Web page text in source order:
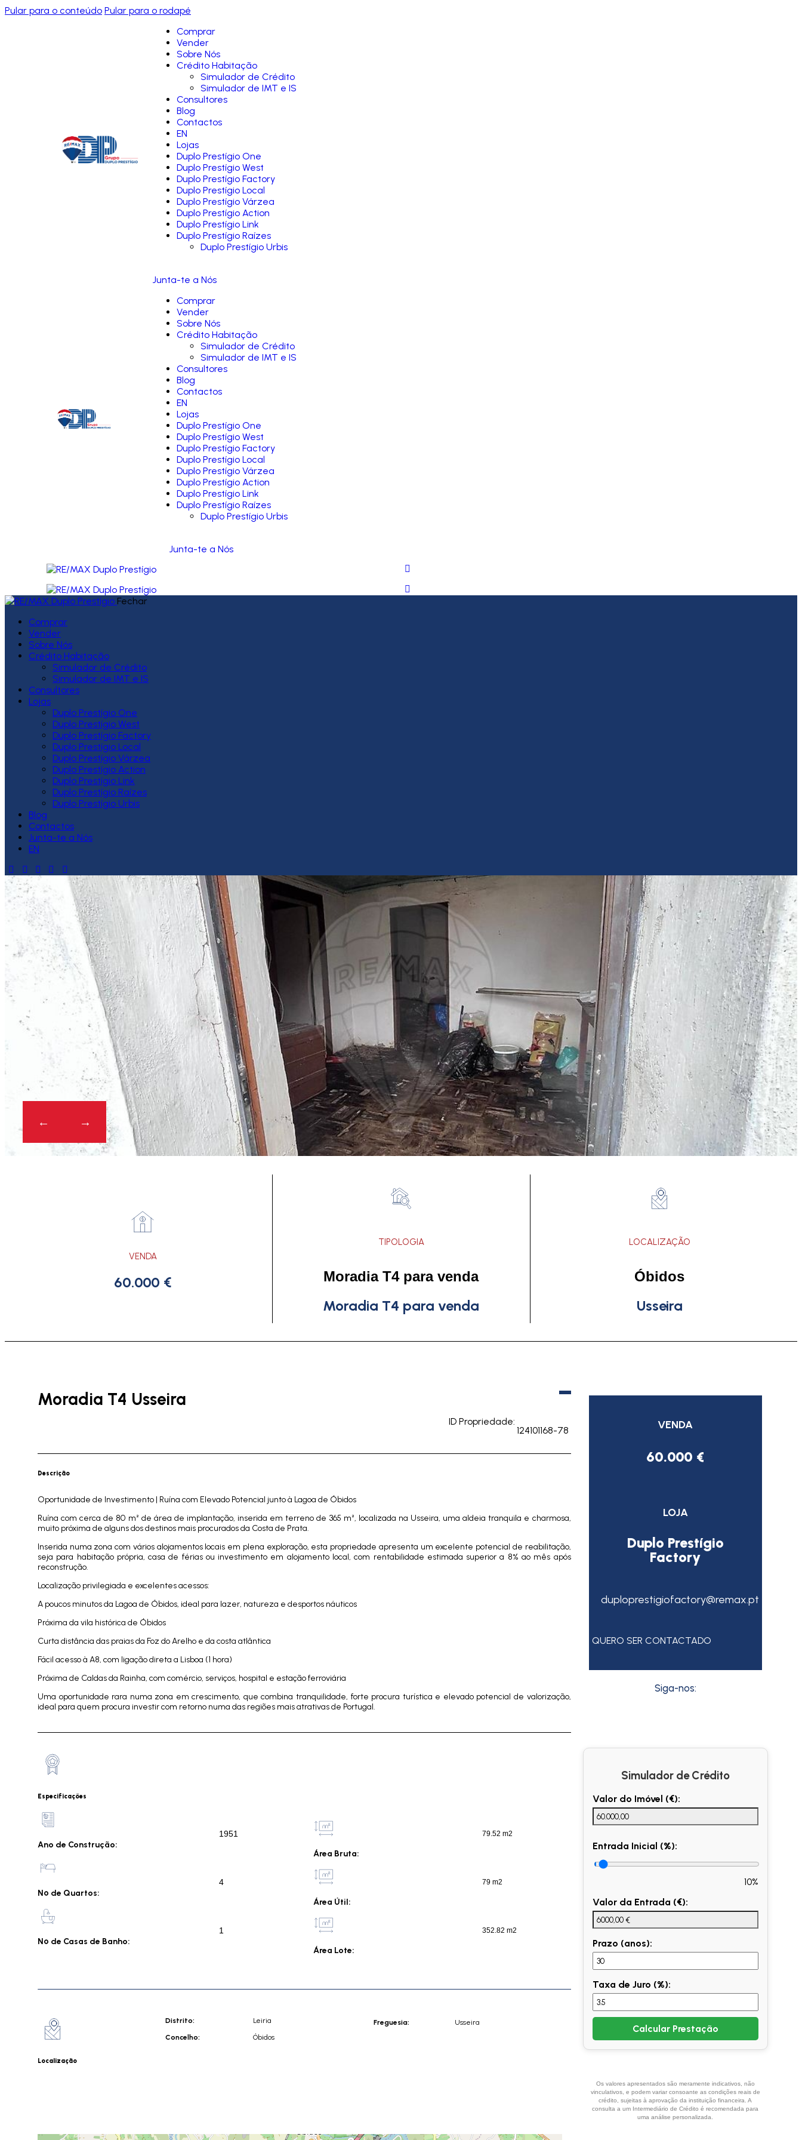
Pular para o conteúdo Pular para o rodapé
Comprar
Vender
Sobre Nós
Crédito Habitação
Simulador de Crédito
Simulador de IMT e IS
Consultores
Blog
Contactos
EN
Lojas
Duplo Prestígio One
Duplo Prestígio West
Duplo Prestígio Factory
Duplo Prestígio Local
Duplo Prestígio Várzea
Duplo Prestígio Action
Duplo Prestígio Link
Duplo Prestígio Raízes
Duplo Prestígio Urbis
Junta-te a Nós
Comprar
Vender
Sobre Nós
Crédito Habitação
Simulador de Crédito
Simulador de IMT e IS
Consultores
Blog
Contactos
EN
Lojas
Duplo Prestígio One
Duplo Prestígio West
Duplo Prestígio Factory
Duplo Prestígio Local
Duplo Prestígio Várzea
Duplo Prestígio Action
Duplo Prestígio Link
Duplo Prestígio Raízes
Duplo Prestígio Urbis
Junta-te a Nós
Fechar
Comprar
Vender
Sobre Nós
Crédito Habitação
Simulador de Crédito
Simulador de IMT e IS
Consultores
Lojas
Duplo Prestígio One
Duplo Prestígio West
Duplo Prestígio Factory
Duplo Prestígio Local
Duplo Prestígio Várzea
Duplo Prestígio Action
Duplo Prestígio Link
Duplo Prestígio Raízes
Duplo Prestígio Urbis
Blog
Contactos
Junta-te a Nós
EN
VENDA
60.000 €
TIPOLOGIA
Moradia T4 para venda
Moradia T4 para venda
LOCALIZAÇÃO
Óbidos
Usseira
Moradia T4 Usseira
ID Propriedade:
124101168-78
Descrição
Oportunidade de Investimento | Ruína com Elevado Potencial junto à Lagoa de Óbidos
Ruína com cerca de 80 m² de área de implantação, inserida em terreno de 365 m², localizada na Usseira, uma aldeia tranquila e charmosa,
muito próxima de alguns dos destinos mais procurados da Costa de Prata.
Inserida numa zona com vários alojamentos locais em plena exploração, esta propriedade apresenta um excelente potencial de reabilitação,
seja para habitação própria, casa de férias ou investimento em alojamento local, com rentabilidade estimada superior a 8% ao mês após
reconstrução.
Localização privilegiada e excelentes acessos:
A poucos minutos da Lagoa de Óbidos, ideal para lazer, natureza e desportos náuticos
Próxima da vila histórica de Óbidos
Curta distância das praias da Foz do Arelho e da costa atlântica
Fácil acesso à A8, com ligação direta a Lisboa (1 hora)
Próxima de Caldas da Rainha, com comércio, serviços, hospital e estação ferroviária
Uma oportunidade rara numa zona em crescimento, que combina tranquilidade, forte procura turística e elevado potencial de valorização,
ideal para quem procura investir com retorno numa das regiões mais atrativas de Portugal.
Especificações
Ano de Construção:
1951
Nº de Quartos:
4
Nº de Casas de Banho:
1
Área Bruta:
79.52 m2
Área Útil:
79 m2
Área Lote:
352.82 m2
Localização
Distrito:
Leiria
Concelho:
Óbidos
Freguesia: Usseira
VENDA
60.000 €
LOJA
Duplo Prestígio
Factory
duploprestigiofactory@remax.pt
QUERO SER CONTACTADO
Siga-nos:
Simulador de Crédito
Valor do Imóvel (€):
Entrada Inicial (%):
10%
Valor da Entrada (€):
Prazo (anos):
Taxa de Juro (%):
Calcular Prestação
Os valores apresentados são meramente indicativos, não
vinculativos, e podem variar consoante as condições reais de
crédito, sujeitas à aprovação da instituição financeira. A
consulta a um Intermediário de Crédito é recomendada para
uma análise personalizada.